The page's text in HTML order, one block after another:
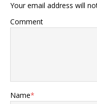
Your email address will
Comment
Name*